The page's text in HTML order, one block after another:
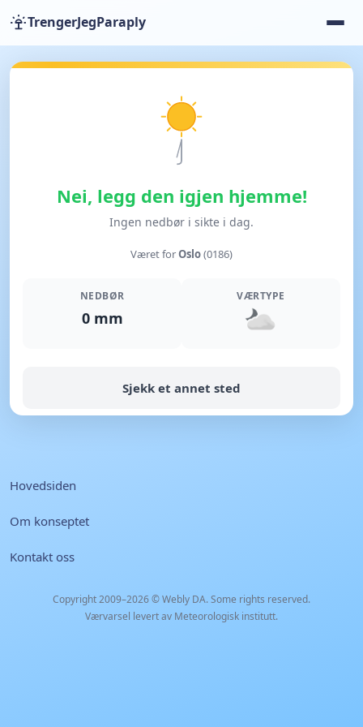
TrengerJegParaply
Nei, legg den igjen hjemme!
Ingen nedbør i sikte i dag.
Været forOslo(0186)
NEDBØR
0 mm
VÆRTYPE
Sjekk et annet sted
Hovedsiden
Om konseptet
Kontakt oss
Copyright 2009–2026 ©Webly DA. Some rights reserved.
Værvarsel levert av Meteorologisk institutt.